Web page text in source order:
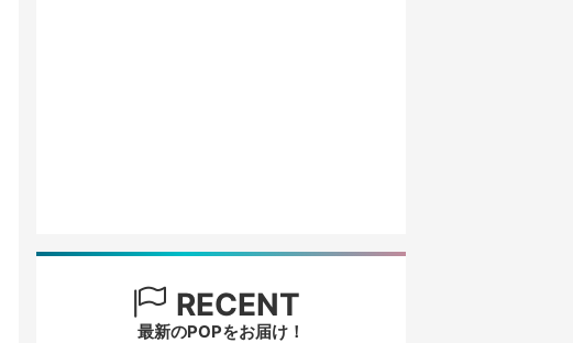
RECENT
最新のPOPをお届け！